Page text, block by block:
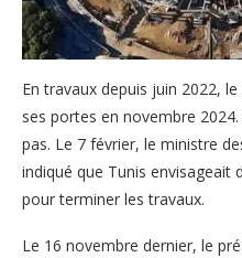
En travaux depuis juin 2022,
ses portes en novembre
pas. Le 7 février, le ministre
indiqué que Tunis envisageait
pour terminer les travaux.
Le 16 novembre dernier, le